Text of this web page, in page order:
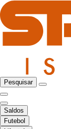
Pesquisar
Saldos
Futebol